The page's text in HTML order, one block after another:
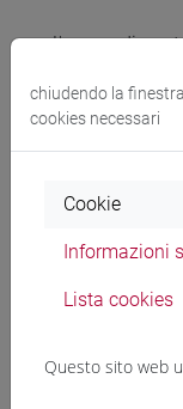
Modalità
Il/la docente
sia il sospetto
chiudendo la
cookies necessari
Cookie
Informazioni
Lista cookies
Questo sito web